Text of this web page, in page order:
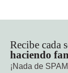
Recibe cada
haciendo
¡Nada de